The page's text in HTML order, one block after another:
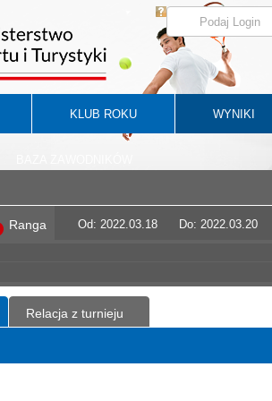
KLUB ROKU WYNIKI
Ranga Od: 2022.03.18 Do: 2022.03.20
Relacja z turnieju